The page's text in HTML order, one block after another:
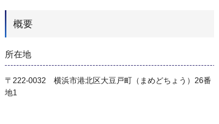
概要
所在地
〒222-0032 横浜市港北区大豆戸町（まめどちょう）26番
地1